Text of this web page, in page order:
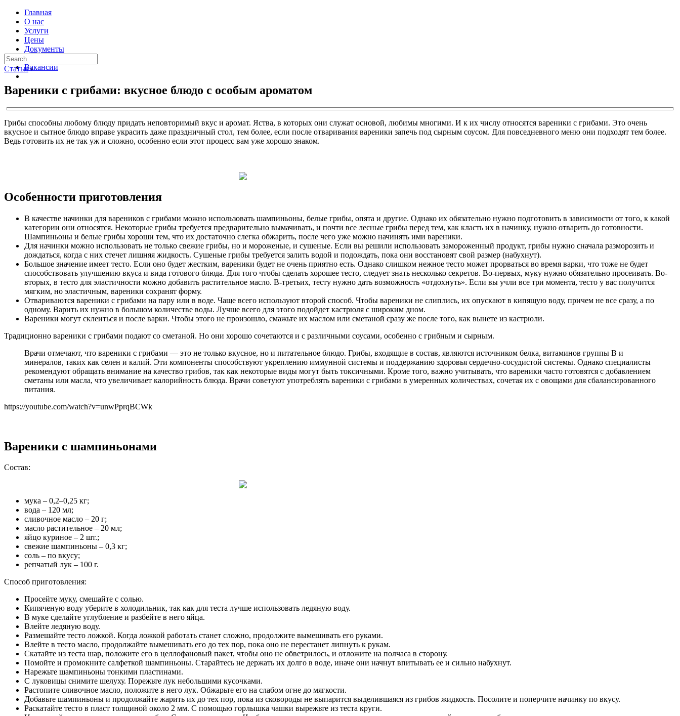
Главная
О нас
Услуги
Цены
Документы
Контакты
Вакансии
Статьи ›
Вареники с грибами: вкусное блюдо с особым ароматом
Грибы способны любому блюду придать неповторимый вкус и аромат. Яства, в которых они служат основой, любимы многими. И к их числу относятся вареники с грибами. Это очень
вкусное и сытное блюдо вправе украсить даже праздничный стол, тем более, если после отваривания вареники запечь под сырным соусом. Для повседневного меню они подходят тем более.
Ведь готовить их не так уж и сложно, особенно если этот процесс вам уже хорошо знаком.
Особенности приготовления
В качестве начинки для вареников с грибами можно использовать шампиньоны, белые грибы, опята и другие. Однако их обязательно нужно подготовить в зависимости от того, к какой
категории они относятся. Некоторые грибы требуется предварительно вымачивать, и почти все лесные грибы перед тем, как класть их в начинку, нужно отварить до готовности.
Шампиньоны и белые грибы хороши тем, что их достаточно слегка обжарить, после чего уже можно начинять ими вареники.
Для начинки можно использовать не только свежие грибы, но и мороженые, и сушеные. Если вы решили использовать замороженный продукт, грибы нужно сначала разморозить и
дождаться, когда с них стечет лишняя жидкость. Сушеные грибы требуется залить водой и подождать, пока они восстановят свой размер (набухнут).
Большое значение имеет тесто. Если оно будет жестким, вареники будет не очень приятно есть. Однако слишком нежное тесто может прорваться во время варки, что тоже не будет
способствовать улучшению вкуса и вида готового блюда. Для того чтобы сделать хорошее тесто, следует знать несколько секретов. Во-первых, муку нужно обязательно просеивать. Во-
вторых, в тесто для эластичности можно добавить растительное масло. В-третьих, тесту нужно дать возможность «отдохнуть». Если вы учли все три момента, тесто у вас получится
мягким, но эластичным, вареники сохранят форму.
Отвариваются вареники с грибами на пару или в воде. Чаще всего используют второй способ. Чтобы вареники не слиплись, их опускают в кипящую воду, причем не все сразу, а по
одному. Варить их нужно в большом количестве воды. Лучше всего для этого подойдет кастрюля с широким дном.
Вареники могут склеиться и после варки. Чтобы этого не произошло, смажьте их маслом или сметаной сразу же после того, как вынете из кастрюли.
Традиционно вареники с грибами подают со сметаной. Но они хорошо сочетаются и с различными соусами, особенно с грибным и сырным.
Врачи отмечают, что вареники с грибами — это не только вкусное, но и питательное блюдо. Грибы, входящие в состав, являются источником белка, витаминов группы B и
минералов, таких как селен и калий. Эти компоненты способствуют укреплению иммунной системы и поддержанию здоровья сердечно-сосудистой системы. Однако специалисты
рекомендуют обращать внимание на качество грибов, так как некоторые виды могут быть токсичными. Кроме того, важно учитывать, что вареники часто готовятся с добавлением
сметаны или масла, что увеличивает калорийность блюда. Врачи советуют употреблять вареники с грибами в умеренных количествах, сочетая их с овощами для сбалансированного
питания.
https://youtube.com/watch?v=unwPprqBCWk
Вареники с шампиньонами
Состав:
мука – 0,2–0,25 кг;
вода – 120 мл;
сливочное масло – 20 г;
масло растительное – 20 мл;
яйцо куриное – 2 шт.;
свежие шампиньоны – 0,3 кг;
соль – по вкусу;
репчатый лук – 100 г.
Способ приготовления:
Просейте муку, смешайте с солью.
Кипяченую воду уберите в холодильник, так как для теста лучше использовать ледяную воду.
В муке сделайте углубление и разбейте в него яйца.
Влейте ледяную воду.
Размешайте тесто ложкой. Когда ложкой работать станет сложно, продолжите вымешивать его руками.
Влейте в тесто масло, продолжайте вымешивать его до тех пор, пока оно не перестанет липнуть к рукам.
Скатайте из теста шар, положите его в целлофановый пакет, чтобы оно не обветрилось, и отложите на полчаса в сторону.
Помойте и промокните салфеткой шампиньоны. Старайтесь не держать их долго в воде, иначе они начнут впитывать ее и сильно набухнут.
Нарежьте шампиньоны тонкими пластинами.
С луковицы снимите шелуху. Порежьте лук небольшими кусочками.
Растопите сливочное масло, положите в него лук. Обжарьте его на слабом огне до мягкости.
Добавьте шампиньоны и продолжайте жарить их до тех пор, пока из сковороды не выпарится выделившаяся из грибов жидкость. Посолите и поперчите начинку по вкусу.
Раскатайте тесто в пласт толщиной около 2 мм. С помощью горлышка чашки вырежьте из теста круги.